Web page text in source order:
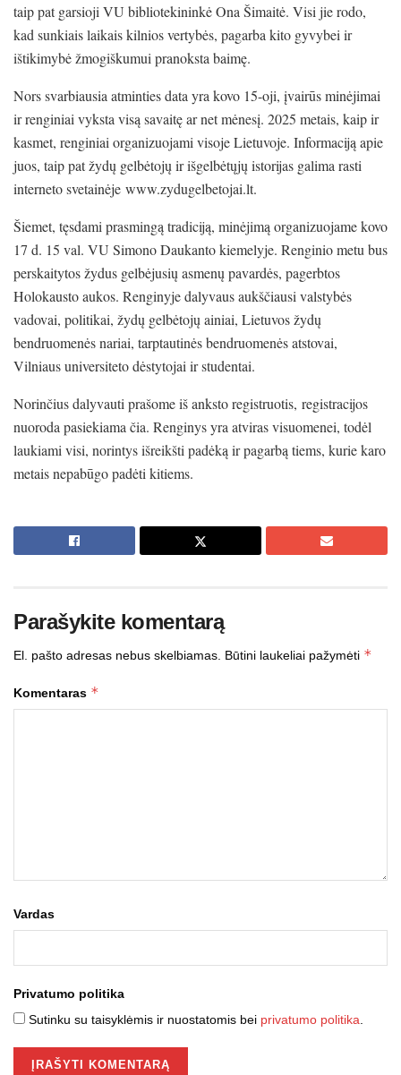
taip pat garsioji VU bibliotekininkė Ona Šimaitė. Visi jie rodo,
kad sunkiais laikais kilnios vertybės, pagarba kito gyvybei ir
ištikimybė žmogiškumui pranoksta baimę.
Nors svarbiausia atminties data yra kovo 15-oji, įvairūs minėjimai
ir renginiai vyksta visą savaitę ar net mėnesį. 2025 metais, kaip ir
kasmet, renginiai organizuojami visoje Lietuvoje. Informaciją apie
juos, taip pat žydų gelbėtojų ir išgelbėtųjų istorijas galima rasti
interneto svetainėje www.zydugelbetojai.lt.
Šiemet, tęsdami prasmingą tradiciją, minėjimą organizuojame kovo
17 d. 15 val. VU Simono Daukanto kiemelyje. Renginio metu bus
perskaitytos žydus gelbėjusių asmenų pavardės, pagerbtos
Holokausto aukos. Renginyje dalyvaus aukščiausi valstybės
vadovai, politikai, žydų gelbėtojų ainiai, Lietuvos žydų
bendruomenės nariai, tarptautinės bendruomenės atstovai,
Vilniaus universiteto dėstytojai ir studentai.
Norinčius dalyvauti prašome iš anksto registruotis, registracijos
nuoroda pasiekiama čia. Renginys yra atviras visuomenei, todėl
laukiami visi, norintys išreikšti padėką ir pagarbą tiems, kurie karo
metais nepabūgo padėti kitiems.
Parašykite komentarą
El. pašto adresas nebus skelbiamas. Būtini laukeliai pažymėti *
Komentaras *
Vardas
Privatumo politika
Sutinku su taisyklėmis ir nuostatomis bei privatumo politika